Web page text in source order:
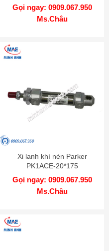
Gọi ngay: 0909.067.950
Ms.Châu
Xi lanh khí nén Parker
PK1ACE-20*175
Gọi ngay: 0909.067.950
Ms.Châu